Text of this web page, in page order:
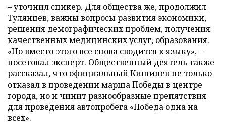
– уточнил спикер. Для общества же, продолжил
Тулянцев, важны вопросы развития экономики,
решения демографических проблем, получения
качественных медицинских услуг, образования.
«Но вместо этого все снова сводится к языку», –
посетовал эксперт. Общественный деятель также
рассказал, что официальный Кишинев не только
отказал в проведении марша Победы в центре
города, но и чинит разнообразные препятствия
для проведения автопробега «Победа одна на
всех».